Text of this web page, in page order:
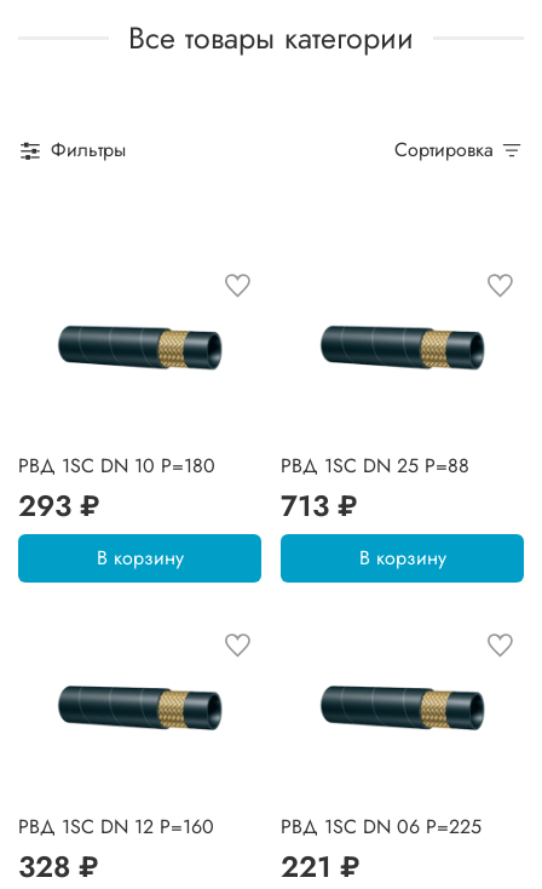
Все товары категории
Фильтры Сортировка
РВД 1SC DN 10 P=180
293 ₽
В корзину
РВД 1SC DN 25 P=88
713 ₽
В корзину
РВД 1SC DN 12 P=160
328 ₽
РВД 1SC DN 06 P=225
221 ₽